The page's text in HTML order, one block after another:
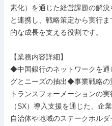
素化）を通じた経営課題の解
と連携し、戦略策定から実行
的な成長を支える役割です。
【業務内容詳細】
◆中国銀行のネットワークを通
グとニーズの抽出◆事業戦略
トランスフォーメーションの
（SX）導入支援を通じた、
自治体や地域のステークホル